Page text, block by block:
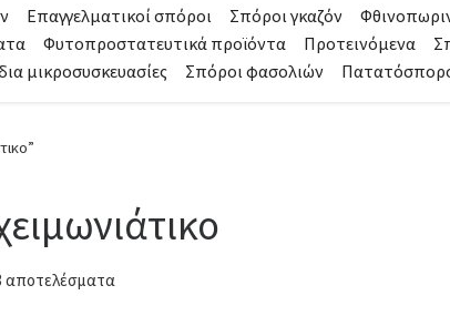
Επαγγελματικοί σπόροι Σπόροι γκαζόν
Φυτοπροστατευτικά προϊόντα Προτεινόμενα
μικροσυσκευασίες Σπόροι φασολιών
αποτελέσματα